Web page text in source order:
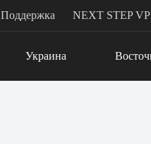
Поддержка NEXT STEP
Украина